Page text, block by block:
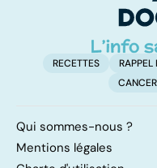
RECETTES RAPPEL
CANCER
Qui sommes-nous ?
Mentions légales